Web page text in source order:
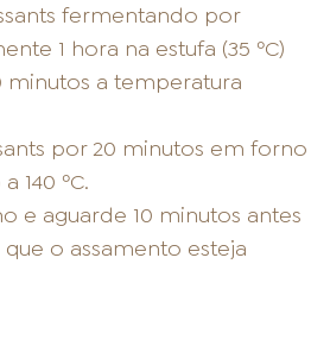
fermentando por
1 hora na estufa (35 ºC)
minutos a temperatura
por 20 minutos em forno
140 ºC.
e aguarde 10 minutos antes
o assamento esteja